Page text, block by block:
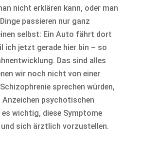
nicht erklären kann, oder man
passieren nur ganz
selbst: Ein Auto fährt dort
ich jetzt gerade hier bin – so
Das sind alles
wir noch nicht von einer
sprechen würden,
Anzeichen psychotischen
es wichtig, diese Symptome
sich ärztlich vorzustellen.